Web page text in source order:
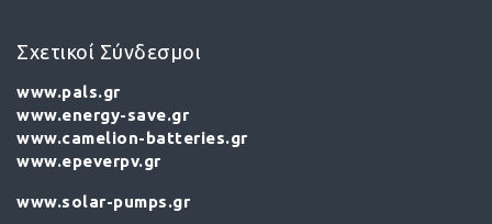
Σχετικοί Σύνδεσμοι
www.pals.gr
www.energy-save.gr
www.camelion-batteries.gr
www.epeverpv.gr
www.solar-pumps.gr